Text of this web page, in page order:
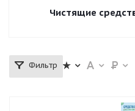
Чистящие
Фильтр